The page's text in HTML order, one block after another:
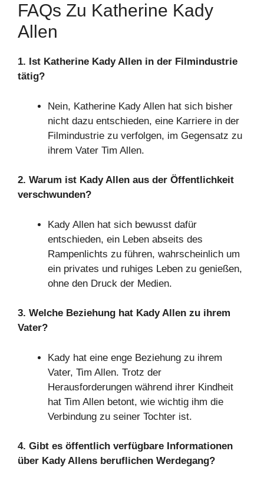
FAQs Zu Katherine Kady
Allen
1. Ist Katherine Kady Allen in der Filmindustrie
tätig?
Nein, Katherine Kady Allen hat sich bisher
nicht dazu entschieden, eine Karriere in der
Filmindustrie zu verfolgen, im Gegensatz zu
ihrem Vater Tim Allen.
2. Warum ist Kady Allen aus der Öffentlichkeit
verschwunden?
Kady Allen hat sich bewusst dafür
entschieden, ein Leben abseits des
Rampenlichts zu führen, wahrscheinlich um
ein privates und ruhiges Leben zu genießen,
ohne den Druck der Medien.
3. Welche Beziehung hat Kady Allen zu ihrem
Vater?
Kady hat eine enge Beziehung zu ihrem
Vater, Tim Allen. Trotz der
Herausforderungen während ihrer Kindheit
hat Tim Allen betont, wie wichtig ihm die
Verbindung zu seiner Tochter ist.
4. Gibt es öffentlich verfügbare Informationen
über Kady Allens beruflichen Werdegang?